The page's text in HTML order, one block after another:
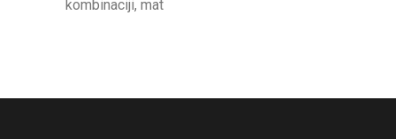
kombinaciji, mat